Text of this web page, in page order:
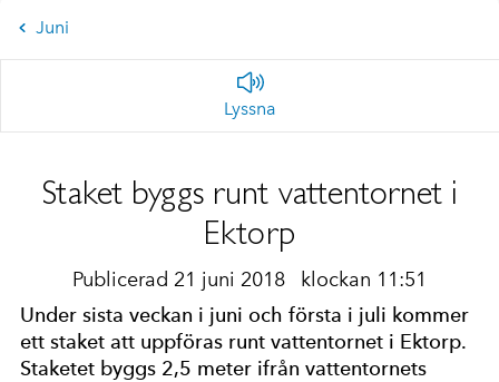
Juni
Lyssna
Staket byggs runt vattentornet i
Ektorp
Publicerad 21 juni 2018 klockan 11:51
Under sista veckan i juni och första i juli kommer
ett staket att uppföras runt vattentornet i Ektorp.
Staketet byggs 2,5 meter ifrån vattentornets